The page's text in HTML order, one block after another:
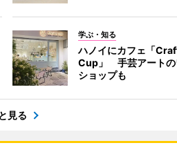
学ぶ・知る
ハノイにカフェ「
Cup」 手芸アートの
ショップも
見る